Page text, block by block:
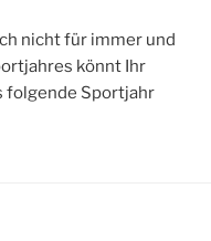
nicht für immer und
könnt Ihr
folgende Sportjahr